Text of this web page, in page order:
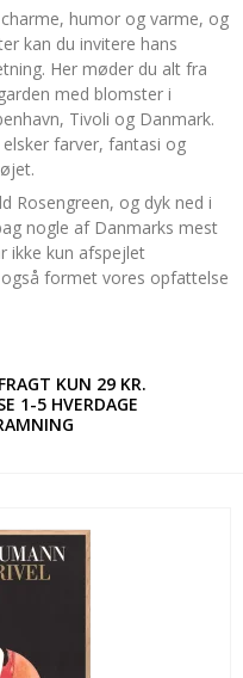
humor og varme, og
kan du invitere hans
Her møder du alt fra
med blomster i
Tivoli og Danmark.
farver, fantasi og
Rosengreen, og dyk ned i
nogle af Danmarks mest
ikke kun afspejlet
formet vores opfattelse
KUN 29 KR.
1-5 HVERDAGE